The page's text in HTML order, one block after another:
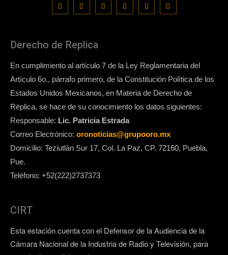
Derecho de Replica
En cumplimiento al artículo 7 de la Ley Reglamentaria del
Artículo 6o., párrafo primero, de la Constitución Política de los
Estados Unidos Mexicanos, en Materia de Derecho de
Réplica, se hace de su conocimiento los datos siguientes:
Responsable: Lic. Patricia Estrada
Correo Electrónico: oronoticias@grupooro.mx
Domicilio: Teziutlán Sur 17, Col. La Paz, CP. 72160, Puebla,
Pue.
Teléfono: +52(222)2737373
CIRT
Esta estación cuenta con el Defensor de la Audiencia de la
Cámara Nacional de la Industria de Radio y Televisión, para